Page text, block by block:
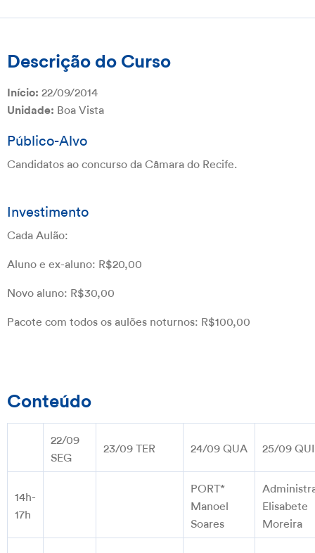
Descrição do Curso
Início: 22/09/2014
Unidade: Boa Vista
Público-Alvo
Candidatos ao concurso da Câmara do Recife.
Investimento
Cada Aulão:
Aluno e ex-aluno: R$20,00
Novo aluno: R$30,00
Pacote com todos os aulões noturnos: R$100,00
Conteúdo
22/09
SEG
23/09 TER 24/09 QUA 25/09 QUI
14h-
17h
PORT*
Manoel
Soares
Elisabete
Moreira